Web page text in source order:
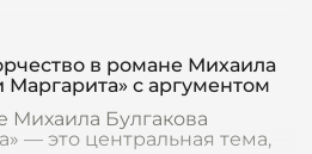
в романе Михаила
Маргарита» с аргументом
Михаила Булгакова
— это центральная тема,